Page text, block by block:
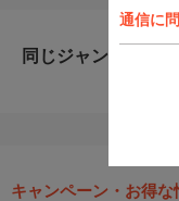
通信に
同じジャンルのおす
キャンペーン・お得な